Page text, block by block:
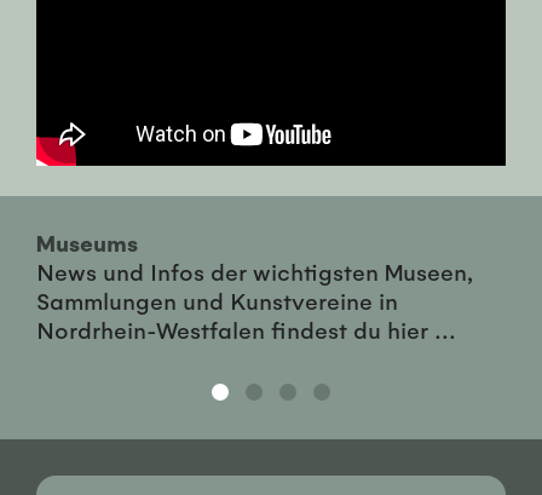
Museums
News und Infos der wichtigsten Museen,
Sammlungen und Kunstvereine in
Nordrhein-Westfalen findest du hier ...